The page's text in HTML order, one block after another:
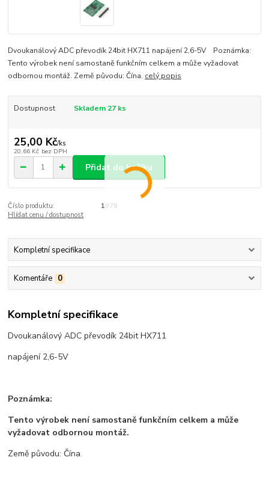
Dvoukanálový ADC převodík 24bit HX711 napájení 2,6-5V Poznámka:
Tento výrobek není samostaně funkčním celkem a může vyžadovat
odbornou montáž. Země původu: Čína. celý popis
Dostupnost Skladem 27 ks
25,00 Kč/ks
20,66 Kč bez DPH
Přidat do košíku
Číslo produktu:
1078
Hlídat cenu / dostupnost
Kompletní specifikace
Komentáře 0
Kompletní specifikace
Dvoukanálový ADC převodík 24bit HX711
napájení 2,6-5V
Poznámka:
Tento výrobek není samostaně funkčním celkem a může
vyžadovat odbornou montáž.
Země původu: Čína.